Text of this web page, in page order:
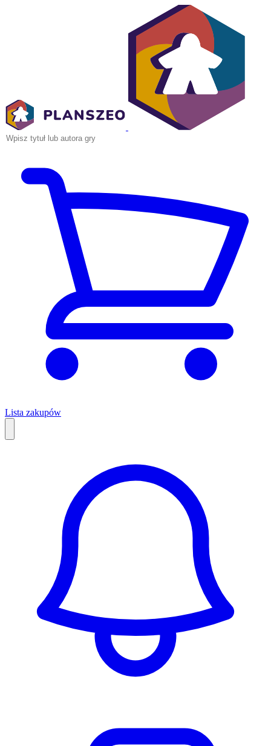
Lista zakupów